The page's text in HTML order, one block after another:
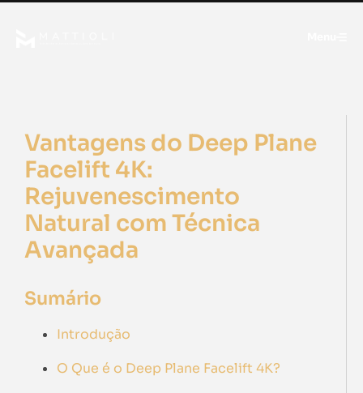
Vantagens do Deep Plane
Facelift 4K:
Rejuvenescimento
Natural com Técnica
Avançada
Sumário
Introdução
O Que é o Deep Plane Facelift 4K?